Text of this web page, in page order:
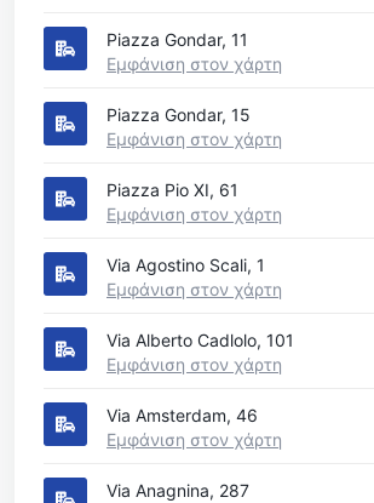
Piazza Gondar, 11
Εμφάνιση στον χάρτη
Piazza Gondar, 15
Εμφάνιση στον χάρτη
Piazza Pio XI, 61
Εμφάνιση στον χάρτη
Via Agostino Scali, 1
Εμφάνιση στον χάρτη
Via Alberto Cadlolo, 101
Εμφάνιση στον χάρτη
Via Amsterdam, 46
Εμφάνιση στον χάρτη
Via Anagnina, 287